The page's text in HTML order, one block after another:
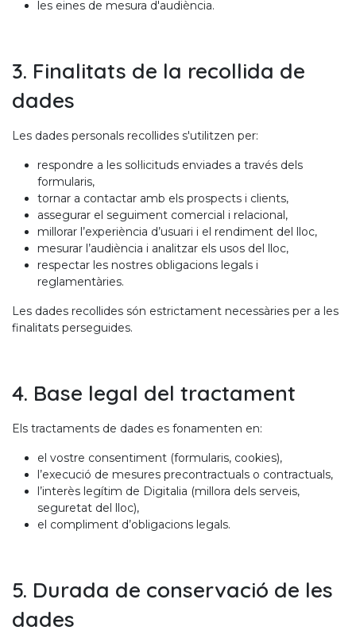
les eines de mesura d'audiència.
3. Finalitats de la recollida de
dades
Les dades personals recollides s'utilitzen per:
respondre a les sol·licituds enviades a través dels
formularis,
tornar a contactar amb els prospects i clients,
assegurar el seguiment comercial i relacional,
millorar l’experiència d’usuari i el rendiment del lloc,
mesurar l’audiència i analitzar els usos del lloc,
respectar les nostres obligacions legals i
reglamentàries.
Les dades recollides són estrictament necessàries per a les
finalitats perseguides.
4. Base legal del tractament
Els tractaments de dades es fonamenten en:
el vostre consentiment (formularis, cookies),
l’execució de mesures precontractuals o contractuals,
l’interès legítim de Digitalia (millora dels serveis,
seguretat del lloc),
el compliment d’obligacions legals.
5. Durada de conservació de les
dades